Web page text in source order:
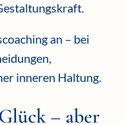
an – bei
inneren Haltung.
– aber